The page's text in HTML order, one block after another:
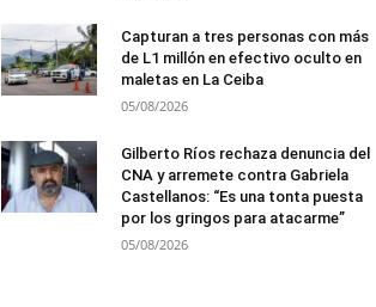
Capturan a tres personas con más
de L1 millón en efectivo oculto en
maletas en La Ceiba
05/08/2026
Gilberto Ríos rechaza denuncia del
CNA y arremete contra Gabriela
Castellanos: “Es una tonta puesta
por los gringos para atacarme”
05/08/2026